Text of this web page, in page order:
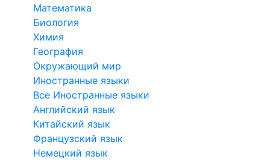
Математика
Биология
Химия
География
Окружающий мир
Иностранные языки
Все Иностранные языки
Английский язык
Китайский язык
Французский язык
Немецкий язык